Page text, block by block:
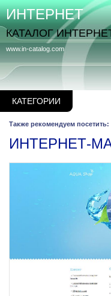
КАТЕГОРИИ
www.in-catalog.com
ИНТЕРНЕТ
КАТАЛОГ
Также рекомендуем посетить:
ИНТЕРНЕТ-